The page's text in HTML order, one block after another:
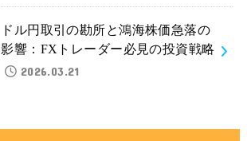
ドル円取引の勘所と鴻海株価急落の
影響：FXトレーダー必見の投資戦略
2026.03.21